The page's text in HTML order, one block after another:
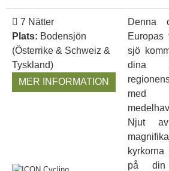
7 Nätter
Plats: Bodensjön
(Österrike & Schweiz &
Tyskland)
MER INFORMATION
Denna
Europas
sjö
dina
Njut
på